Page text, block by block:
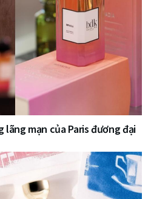
lãng mạn của Paris đương đại